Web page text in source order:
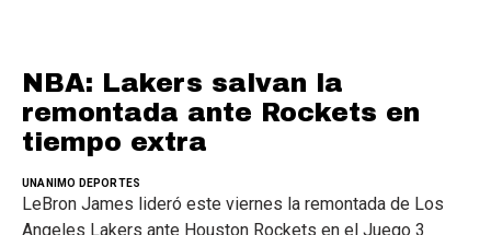
NBA: Lakers salvan la
remontada ante Rockets en
tiempo extra
UNANIMO DEPORTES
LeBron James lideró este viernes la remontada de Los
Angeles Lakers ante Houston Rockets en el Juego 3